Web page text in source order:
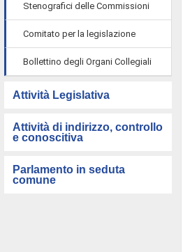
Stenografici delle Commissioni
Comitato per la legislazione
Bollettino degli Organi Collegiali
Attività Legislativa
Attività di indirizzo, controllo
e conoscitiva
Parlamento in seduta
comune